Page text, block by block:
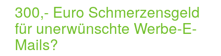
300,- Euro Schmerzensgeld
für unerwünschte Werbe-E-
Mails?